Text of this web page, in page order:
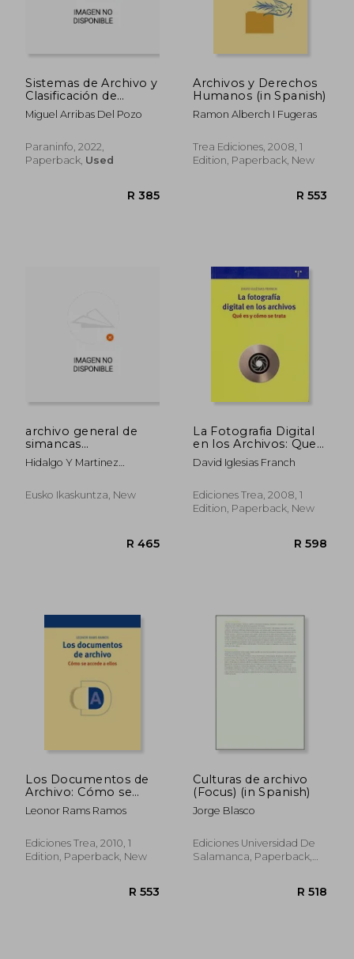
Sistemas de Archivo y
Clasificación de
Documentos: Rústica
(8) (in Spanish)
Miguel Arribas Del Pozo
Paraninfo, 2022,
Paperback, Used
Archivos y Derechos
Humanos (in Spanish)
Ramon Alberch I Fugeras
Trea Ediciones, 2008, 1
Edition, Paperback, New
archivo general de
simancas
1487.reg.gral.sello.
(fuentes doc.
Spanish)
Hidalgo Y Martinez
Eusko Ikaskuntza, New
La Fotografia Digital
en los Archivos: Que
es y Como se Trata (in
Spanish)
David Iglesias Franch
Ediciones Trea, 2008, 1
Edition, Paperback, New
Los Documentos de
Archivo: Cómo se
Accede a Ellos
(Archivos Siglo Xxi) (in
Leonor Rams Ramos
Ediciones Trea, 2010, 1
Edition, Paperback, New
Culturas de archivo
(Focus) (in Spanish)
Jorge Blasco
Ediciones Universidad De
Salamanca, Paperback,